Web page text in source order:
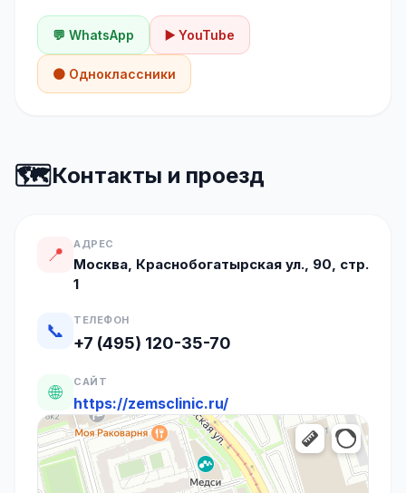
💬 WhatsApp ▶️ YouTube
🟠 Одноклассники
🗺️Контакты и проезд
📍 АДРЕС
Москва, Краснобогатырская ул., 90, стр.
1
📞 ТЕЛЕФОН
+7 (495) 120-35-70
🌐 САЙТ
https://zemsclinic.ru/